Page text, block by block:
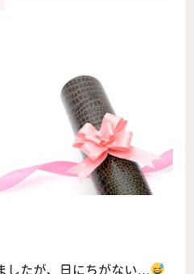
したが、日にちがない…